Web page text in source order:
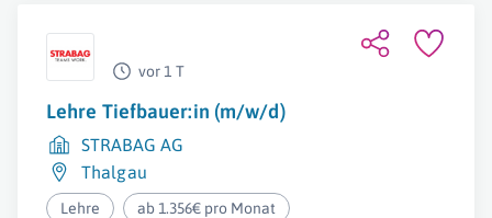
vor 1 T
Lehre Tiefbauer:in (m/w/d)
STRABAG AG
Thalgau
Lehre ab 1.356€ pro Monat